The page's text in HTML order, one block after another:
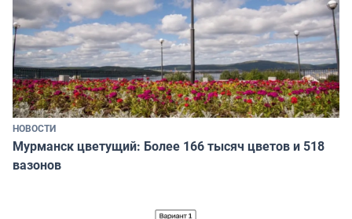
НОВОСТИ
Мурманск цветущий: Более 166 тысяч цветов и 518
вазонов